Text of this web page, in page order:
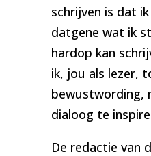
schrijven is dat
datgene wat ik
hardop kan
ik, jou als lezer,
bewustwording,
dialoog te
De redactie van